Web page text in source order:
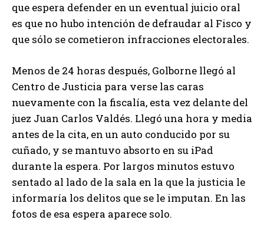
que espera defender en un eventual juicio oral
es que no hubo intención de defraudar al Fisco y
que sólo se cometieron infracciones electorales.
Menos de 24 horas después, Golborne llegó al
Centro de Justicia para verse las caras
nuevamente con la fiscalía, esta vez delante del
juez Juan Carlos Valdés. Llegó una hora y media
antes de la cita, en un auto conducido por su
cuñado, y se mantuvo absorto en su iPad
durante la espera. Por largos minutos estuvo
sentado al lado de la sala en la que la justicia le
informaría los delitos que se le imputan. En las
fotos de esa espera aparece solo.